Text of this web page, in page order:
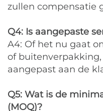
zullen compensatie
Q4: Is aangepaste
A4: Of het nu gaat
of
aangepast aan de
Q5: Wat is de
(MOQ)?